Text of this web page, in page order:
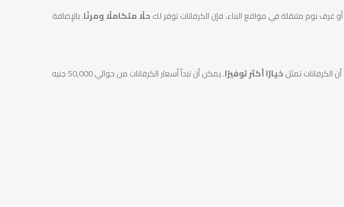
نوم متنقلة في مواقع البناء، فإن الكرفانات توفر لكحلًا متكاملًا ومرنًا. بالإضافة
الكرفانات تمثلخيارًا أكثر توفيرًا
. يمكن أن تبدأ أسعار الكرفانات من حوالي 50,000 جنيه